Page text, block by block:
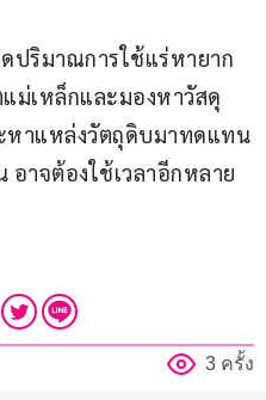
ปริมาณการใช้แร่หายาก
ม่เหล็กและมองหาวัสดุ
หาแหล่งวัตถุดิบมาทดแทน
าจต้องใช้เวลาอีกหลาย
3 ครั้ง